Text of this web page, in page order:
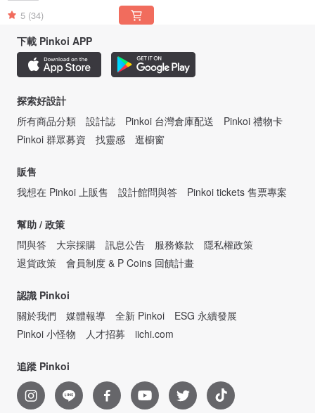
5 (34)
下載 Pinkoi APP
探索好設計
所有商品分類
設計誌 Pinkoi 台灣倉庫配送
Pinkoi 禮物卡
Pinkoi 群眾募資
找靈感 逛櫥窗
販售
我想在 Pinkoi 上販售
設計館問與答 Pinkoi tickets 售票專案
幫助 / 政策
問與答
大宗採購 訊息公告 服務條款
隱私權政策
退貨政策
會員制度 & P Coins 回饋計畫
認識 Pinkoi
關於我們
媒體報導 全新 Pinkoi
ESG 永續發展
Pinkoi 小怪物
人才招募 iichi.com
追蹤 Pinkoi